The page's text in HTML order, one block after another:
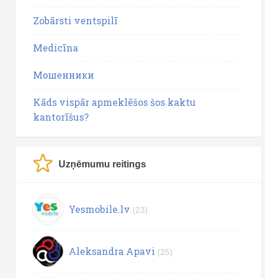
Zobārsti ventspilī
Medicīna
Мошенники
Kāds vispār apmeklēšos šos kaktu
kantorīšus?
Uzņēmumu reitings
Yesmobile.lv (23)
Aleksandra Apavi (25)